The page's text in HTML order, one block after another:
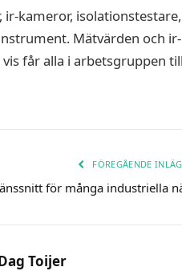
kameror,
Mätvärden och
vis får alla i arbetsgruppen
FÖREGÅENDE
för många industriella
Toijer